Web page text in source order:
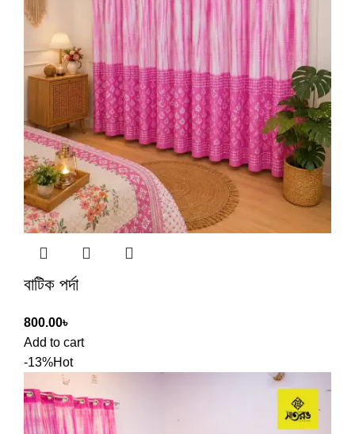
বাটিক পর্দা
800.00৳
Add to cart
-13%Hot